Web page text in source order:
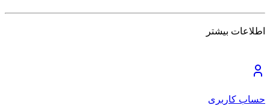
اطلاعات بیشتر
حساب کاربری